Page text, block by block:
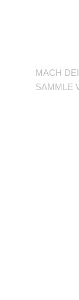
MACH
SAMMLE